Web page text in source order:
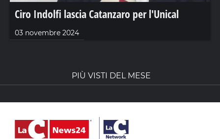
Ciro Indolfi lascia Catanzaro per l'Unical
03 novembre 2024
PIÙ VISTI DEL MESE